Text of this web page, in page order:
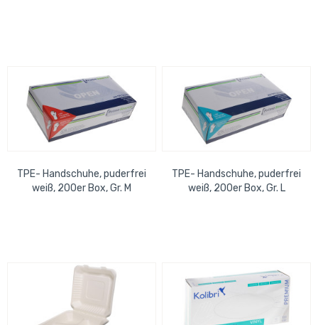
TPE- Handschuhe, puderfrei
weiß, 200er Box, Gr. M
TPE- Handschuhe, puderfrei
weiß, 200er Box, Gr. L